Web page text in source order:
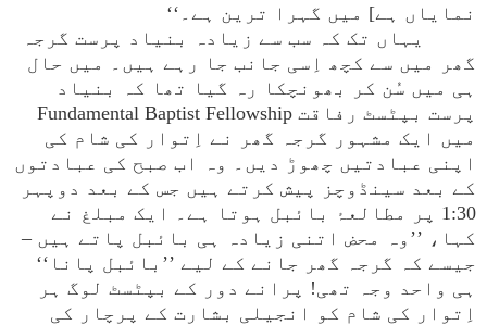
نمایاں ہے] میں گہرا ترین ہے۔‘‘
یہاں تک کہ سب سے زیادہ بنیاد پرست گرجہ
گھر میں سے کچھ اِسی جانب جا رہے ہیں۔ میں حال
ہی میں سُن کر بھونچکا رہ گیا تھا کہ بنیاد
پرست بپٹسٹ رفاقت Fundamental Baptist Fellowship
میں ایک مشہور گرجہ گھر نے اِتوار کی شام کی
اپنی عبادتیں چھوڑ دیں۔ وہ اب صبح کی عبادتوں
کے بعد سینڈوچز پیش کرتے ہیں جس کے بعد دوپہر
1:30 پر مطالعۂ بائبل ہوتا ہے۔ ایک مبلغ نے
کہا، ’’وہ محض اتنی زیادہ ہی بائبل پاتے ہیں –
جیسے کہ گرجہ گھر جانے کے لیے ’’بائبل پانا‘‘
ہی واحد وجہ تھی! پرانے دور کے بپٹسٹ لوگ ہر
اِتوار کی شام کو انجیلی بشارت کے پرچار کی